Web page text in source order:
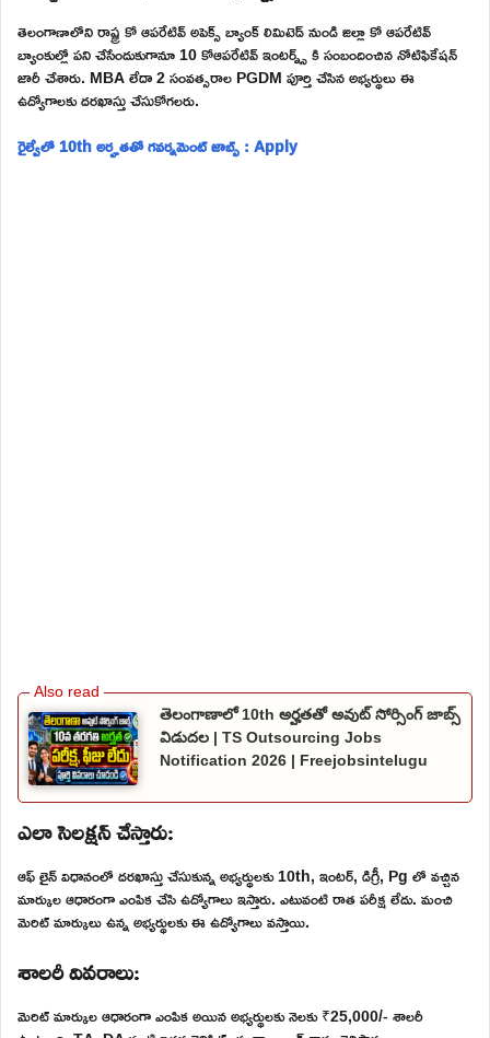
తెలంగాణాలోని రాష్ట్ర కో ఆపరేటివ్ అపెక్స్ బ్యాంక్ లిమిటెడ్ నుండి జిల్లా కో ఆపరేటివ్
బ్యాంకుల్లో పని చేసేందుకుగానూ 10 కోఆపరేటివ్ ఇంటర్న్స్ కి సంబందించిన నోటిఫికేషన్
జారీ చేశారు. MBA లేదా 2 సంవత్సరాల PGDM పూర్తి చేసిన అభ్యర్థులు ఈ
ఉద్యోగాలకు దరఖాస్తు చేసుకోగలరు.
రైల్వేలో 10th అర్హతతో గవర్నమెంట్ జాబ్స్ : Apply
తెలంగాణాలో 10th అర్హతతో అవుట్ సోర్సింగ్ జాబ్స్
విడుదల | TS Outsourcing Jobs
Notification 2026 | Freejobsintelugu
ఎలా సెలక్షన్ చేస్తారు:
ఆఫ్ లైన్ విధానంలో దరఖాస్తు చేసుకున్న అభ్యర్థులకు 10th, ఇంటర్, డిగ్రీ, Pg లో వచ్చిన
మార్కుల ఆధారంగా ఎంపిక చేసి ఉద్యోగాలు ఇస్తారు. ఎటువంటి రాత పరీక్ష లేదు. మంచి
మెరిట్ మార్కులు ఉన్న అభ్యర్థులకు ఈ ఉద్యోగాలు వస్తాయి.
శాలరీ వివరాలు:
మెరిట్ మార్కుల ఆధారంగా ఎంపిక అయిన అభ్యర్థులకు నెలకు ₹25,000/- శాలరీ